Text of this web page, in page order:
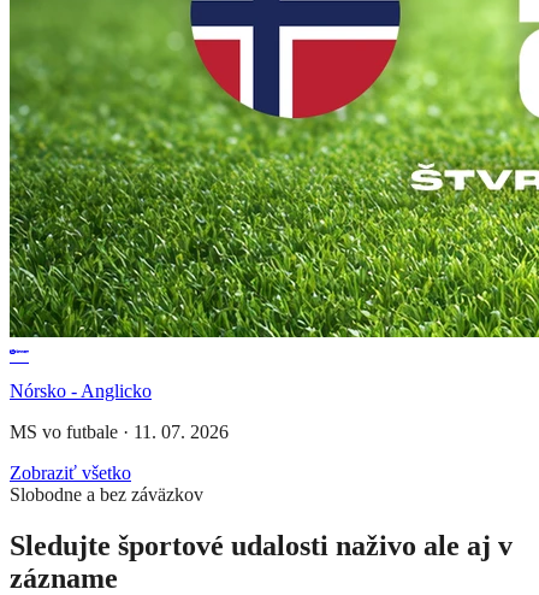
Nórsko - Anglicko
MS vo futbale · 11. 07. 2026
Zobraziť všetko
Slobodne a bez záväzkov
Sledujte športové udalosti naživo ale aj v
zázname